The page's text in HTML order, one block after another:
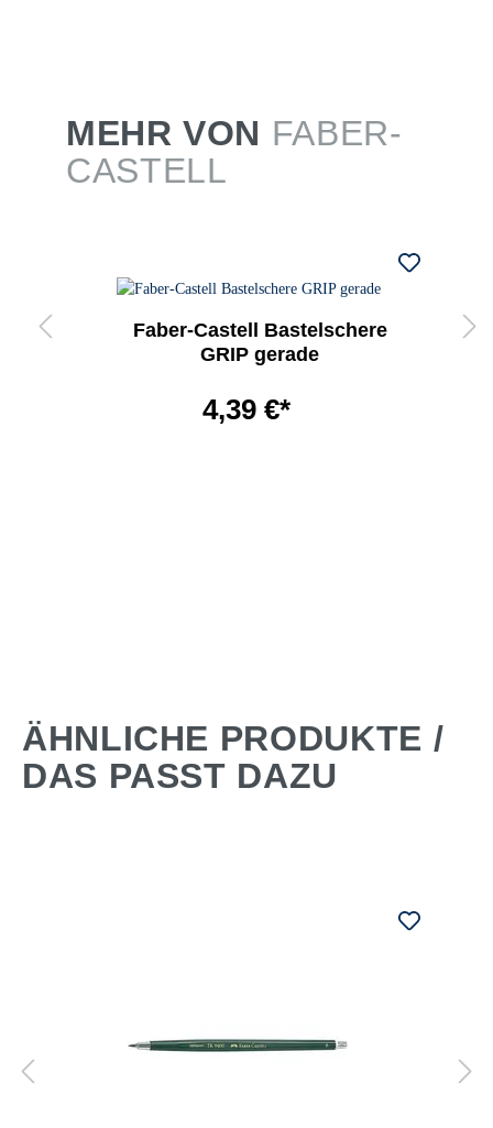
MEHR VON FABER-
CASTELL
Faber-Castell Bastelschere
GRIP gerade
4,39 €*
ÄHNLICHE PRODUKTE /
DAS PASST DAZU